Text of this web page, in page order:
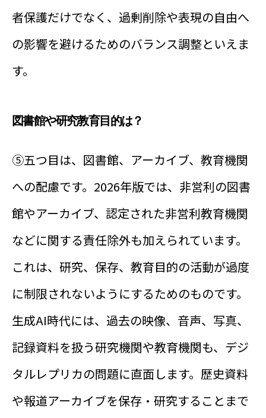
者保護だけでなく、過剰削除や表現の自由へ
の影響を避けるためのバランス調整といえま
す。
図書館や研究教育目的は？
⑤五つ目は、図書館、アーカイブ、教育機関
への配慮です。2026年版では、非営利の図書
館やアーカイブ、認定された非営利教育機関
などに関する責任除外も加えられています。
これは、研究、保存、教育目的の活動が過度
に制限されないようにするためのものです。
生成AI時代には、過去の映像、音声、写真、
記録資料を扱う研究機関や教育機関も、デジ
タルレプリカの問題に直面します。歴史資料
や報道アーカイブを保存・研究することまで